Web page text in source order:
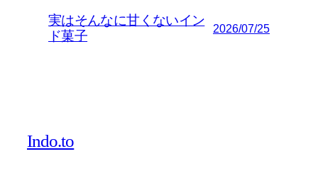
実はそんなに甘くないイン
ド菓子
2026/07/25
Indo.to